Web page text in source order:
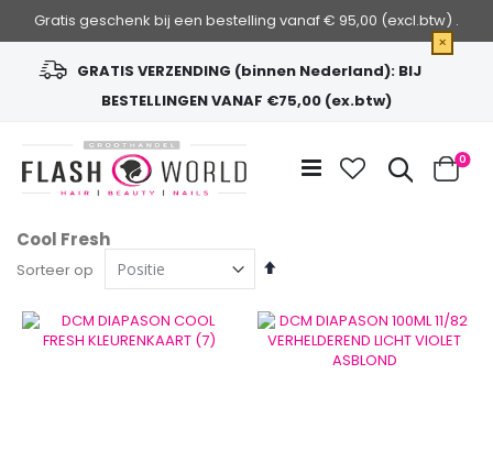
Gratis geschenk bij een bestelling vanaf € 95,00 (excl.btw) .
×
GRATIS VERZENDING (binnen Nederland): BIJ
BESTELLINGEN VANAF €75,00 (ex.btw)
de
inhoud
Zoek
Cart
0
Cool Fresh
Sorteer op
Van
laag
sorteren